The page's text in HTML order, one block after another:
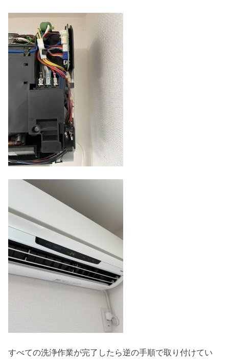
すべての洗浄作業が完了したら逆の手順で取り付けてい